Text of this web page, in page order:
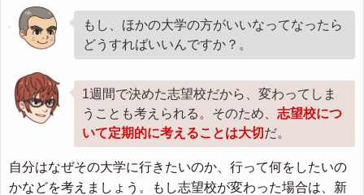
もし、ほかの大学の方がいいなってなったら
どうすればいいんですか？。
1週間で決めた志望校だから、変わってしま
うことも考えられる。そのため、 志望校につ
いて定期的に考えることは大切 だ。
自分はなぜその大学に行きたいのか、行って何をしたいの
かなどを考えましょう。もし志望校が変わった場合は、新